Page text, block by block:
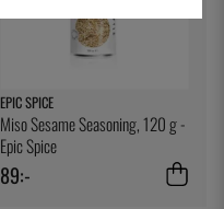
EPIC SPICE
Miso Sesame Seasoning, 120 g -
Epic Spice
89:-